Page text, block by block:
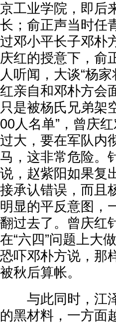
京工业学院，即后
长；俞正声当时任
过邓小平长子邓朴
庆红的授意下，俞
人听闻，大谈“杨
红亲自和邓朴方会
只是被杨氏兄弟架
00人名单”，曾庆
过大，要在军队内
马，这非常危险。
说，赵紫阳如果复
接承认错误，而且
明显的平反意图，
翻过去了。曾庆红
在“六四”问题上大
恐吓邓朴方说，那
被秋后算帐。
与此同时，江泽
的黑材料，一方面